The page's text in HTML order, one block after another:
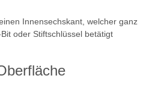
Innensechskant, welcher ganz
oder Stiftschlüssel betätigt